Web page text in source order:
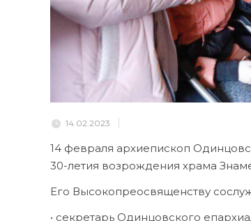
14.02.2023
14 февраля архиепископ
30-летия возрождения храма
Его Высокопреосвященству
• секретарь Одинцовского